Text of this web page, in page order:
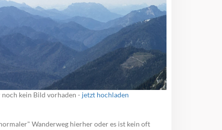
kein Bild vorhaden - jetzt hochladen
Wanderweg hierher oder es ist kein oft